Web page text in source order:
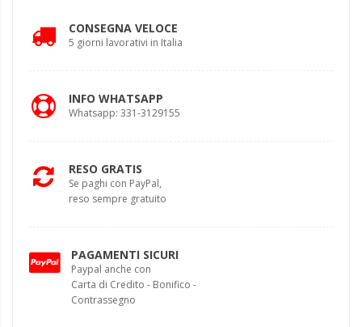
CONSEGNA VELOCE
5 giorni lavorativi in Italia
INFO WHATSAPP
Whatsapp: 331-3129155
RESO GRATIS
Se paghi con PayPal,
reso sempre gratuito
PAGAMENTI SICURI
Paypal anche con
Carta di Credito - Bonifico -
Contrassegno